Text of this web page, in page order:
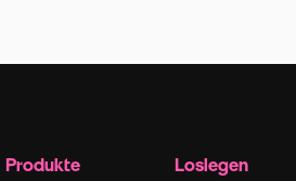
Produkte Loslegen